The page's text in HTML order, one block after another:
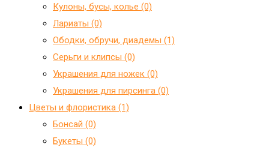
Кулоны, бусы, колье (0)
Лариаты (0)
Ободки, обручи, диадемы (1)
Серьги и клипсы (0)
Украшения для ножек (0)
Украшения для пирсинга (0)
Цветы и флористика (1)
Бонсай (0)
Букеты (0)